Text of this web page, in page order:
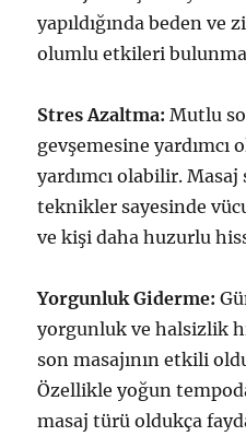
yapıldığında beden ve
olumlu etkileri
Stres Azaltma: Mutlu
gevşemesine yardımcı
yardımcı olabilir. Masaj
teknikler sayesinde
ve kişi daha huzurlu
Yorgunluk Giderme:
yorgunluk ve halsizlik
son masajının etkili
Özellikle yoğun
masaj türü oldukça